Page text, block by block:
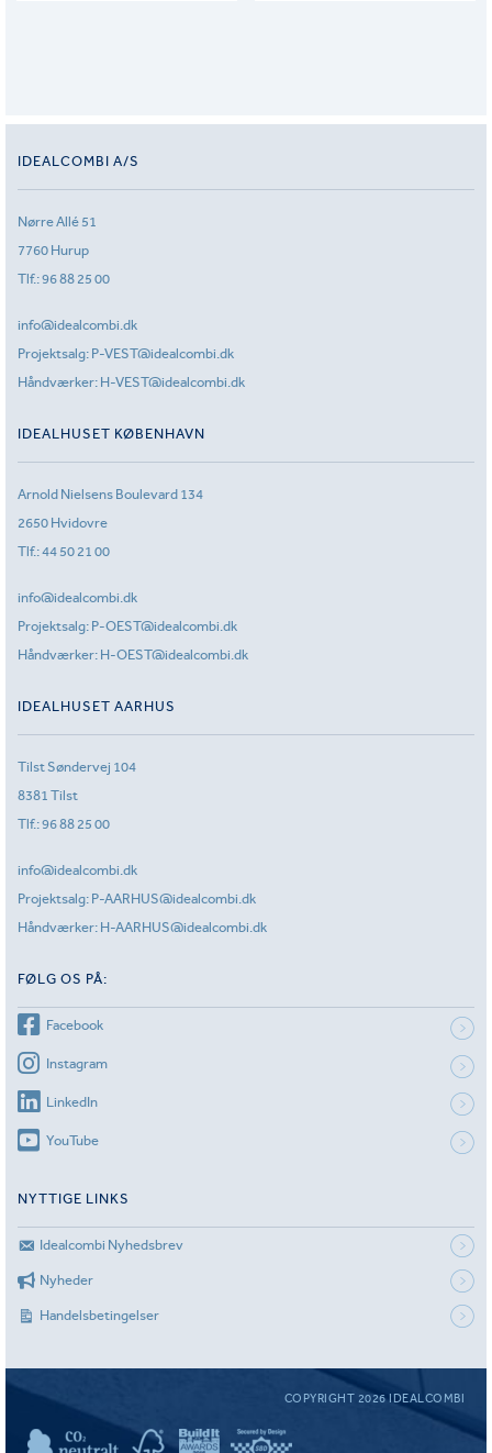
IDEALCOMBI A/S
Nørre Allé 51
7760 Hurup
Tlf.:96 88 25 00
info@idealcombi.dk
Projektsalg: P-VEST@idealcombi.dk
Håndværker: H-VEST@idealcombi.dk
IDEALHUSET KØBENHAVN
Arnold Nielsens Boulevard 134
2650 Hvidovre
Tlf.:44 50 21 00
info@idealcombi.dk
Projektsalg: P-OEST@idealcombi.dk
Håndværker: H-OEST@idealcombi.dk
IDEALHUSET AARHUS
Tilst Søndervej 104
8381 Tilst
Tlf.:96 88 25 00
info@idealcombi.dk
Projektsalg: P-AARHUS@idealcombi.dk
Håndværker: H-AARHUS@idealcombi.dk
FØLG OS PÅ:
Facebook
Instagram
LinkedIn
YouTube
NYTTIGE LINKS
Idealcombi Nyhedsbrev
Nyheder
Handelsbetingelser
COPYRIGHT 2026 IDEALCOMBI